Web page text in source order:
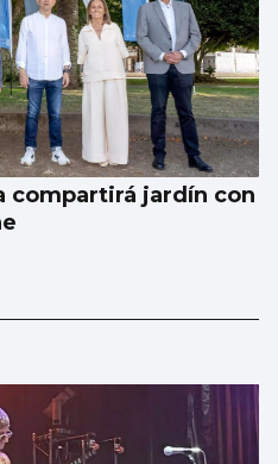
compartirá jardín con